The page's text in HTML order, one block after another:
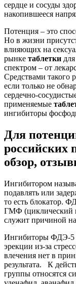
сердце и сосуды
накопившееся
Потенция – это
Но в жизни
влияющих на
рынке таблетки для
спектром – от
Средствами такого
если только не
сердечно-
применяемые
ингибиторы
Для
российских
обзор,
Ингибитором
подавлять или
то есть блокатор.
ГМФ (циклический
служит причиной
Ингибиторы ФДЭ-5
эрекции из-за
влечения нет в
результата. К
группы относятся